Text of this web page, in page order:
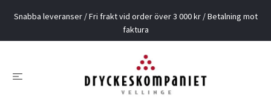
Snabba leveranser / Fri frakt vid order över 3 000 kr / Betalning mot
faktura